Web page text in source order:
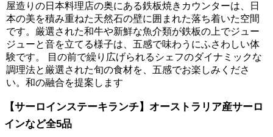
屋造りの日本料理店の奥にある鉄板焼きカウンターは、日
本の美を積み重ねた天然石の壁に囲まれた落ち着いた空間
です。厳選された和牛や新鮮な魚介類が鉄板の上でジュー
ジューと音を立てる様子は、五感で味わうにふさわしい体
験です。 目の前で繰り広げられるシェフのダイナミックな
調理法と厳選された旬の食材を、五感でお楽しみくださ
い。和の融合を提案します
【サーロインステーキランチ】オーストラリア産サーロ
インなど全5品